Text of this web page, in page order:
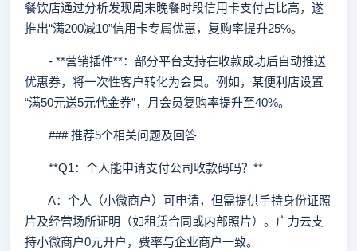
餐饮店通过分析发现周末晚餐时段信用卡支付占比高，遂
推出“满200减10”信用卡专属优惠，复购率提升25%。
- **营销插件**：部分平台支持在收款成功后自动推送
优惠券，将一次性客户转化为会员。例如，某便利店设置
“满50元送5元代金券”，月会员复购率提升至40%。
### 推荐5个相关问题及回答
**Q1：个人能申请支付公司收款码吗？**
A：个人（小微商户）可申请，但需提供手持身份证照
片及经营场所证明（如租赁合同或内部照片）。广力云支
持小微商户0元开户，费率与企业商户一致。